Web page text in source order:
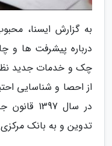
به گزارش ایسنا،
درباره پیشرفت ها و
چک و خدمات جدید
از احصا و شناسایی
در سال
تدوین و به بانک مرکزی